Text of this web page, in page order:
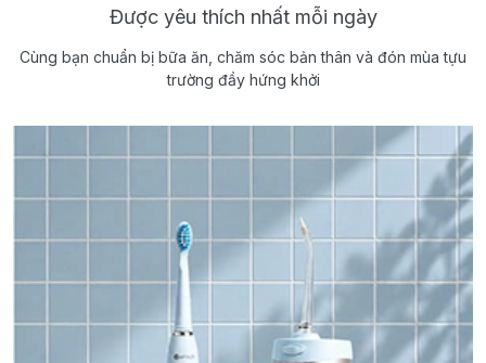
Được yêu thích nhất mỗi ngày
Cùng bạn chuẩn bị bữa ăn, chăm sóc bản thân và đón mùa tựu
trường đầy hứng khởi